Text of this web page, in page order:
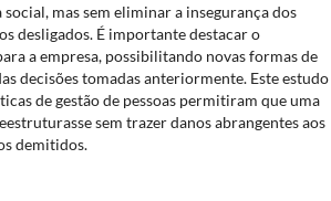
mas sem eliminar a insegurança dos
desligados. É importante destacar o
a empresa, possibilitando novas formas de
decisões tomadas anteriormente. Este estudo
de gestão de pessoas permitiram que uma
sem trazer danos abrangentes aos
demitidos.